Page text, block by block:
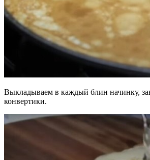
Выкладываем в каждый блин начинку,
конвертики.